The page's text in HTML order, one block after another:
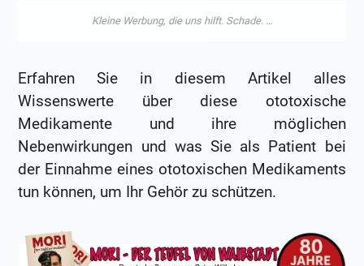
Erfahren Sie in diesem Artikel alles
Wissenswerte über diese ototoxische
Medikamente und ihre möglichen
Nebenwirkungen und was Sie als Patient bei
der Einnahme eines ototoxischen Medikaments
tun können, um Ihr Gehör zu schützen.